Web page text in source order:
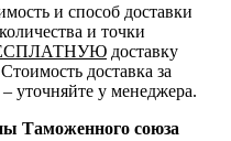
и способ доставки
и точки
доставку
доставка за
у менеджера.
Таможенного союза